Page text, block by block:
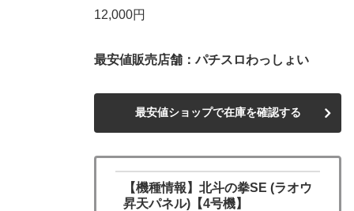
12,000円
最安値販売店舗：パチスロわっしょい
最安値ショップで在庫を確認する
【機種情報】北斗の拳SE (ラオウ
昇天パネル)【4号機】